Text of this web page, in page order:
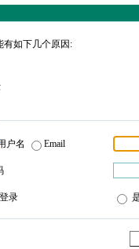
有如下几个原因:
户名 Email
录